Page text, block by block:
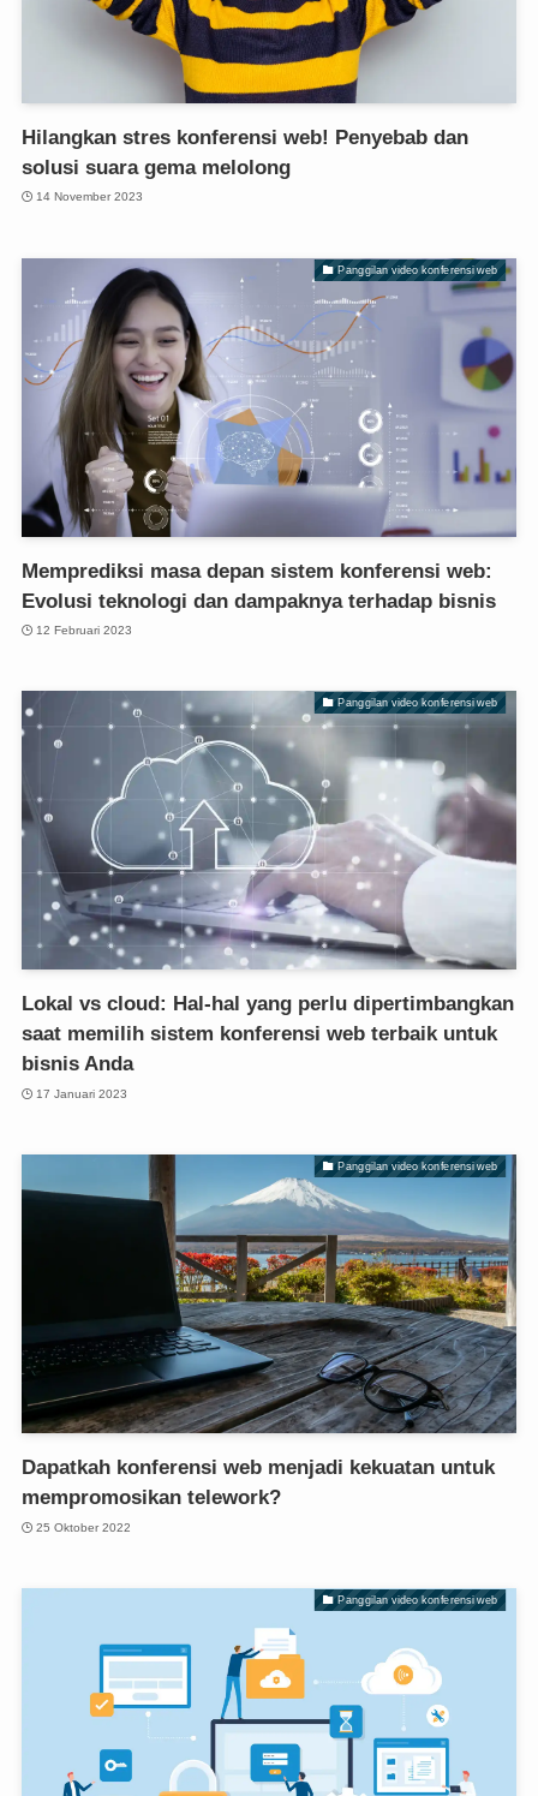
Hilangkan stres konferensi web! Penyebab dan
solusi suara gema melolong
14 November 2023
Panggilan video konferensi web
Memprediksi masa depan sistem konferensi web:
Evolusi teknologi dan dampaknya terhadap bisnis
12 Februari 2023
Panggilan video konferensi web
Lokal vs cloud: Hal-hal yang perlu dipertimbangkan
saat memilih sistem konferensi web terbaik untuk
bisnis Anda
17 Januari 2023
Panggilan video konferensi web
Dapatkah konferensi web menjadi kekuatan untuk
mempromosikan telework?
25 Oktober 2022
Panggilan video konferensi web